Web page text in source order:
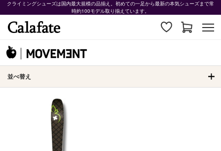
クライミングシューズは国内最大規模の品揃え。初めての一足から最新の本気シューズまで常
時約100モデル取り揃えています。
並べ替え